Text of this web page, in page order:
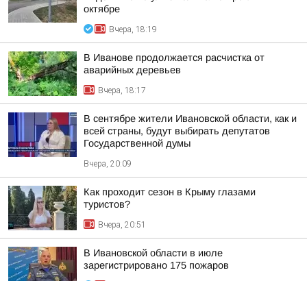
октябре
Вчера, 18:19
В Иванове продолжается расчистка от
аварийных деревьев
Вчера, 18:17
В сентябре жители Ивановской области, как и
всей страны, будут выбирать депутатов
Государственной думы
Вчера, 20:09
Как проходит сезон в Крыму глазами
туристов?
Вчера, 20:51
В Ивановской области в июле
зарегистрировано 175 пожаров